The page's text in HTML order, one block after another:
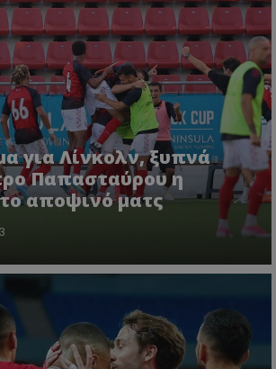
για Λίνκολν, ξυπνά
Παπασταύρου η
αποψινό ματς